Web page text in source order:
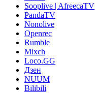
Sooplive | AfreecaTV
PandaTV
Nonolive
Openrec
Rumble
Mixch
Loco.GG
Дзен
NUUM
Bilibili